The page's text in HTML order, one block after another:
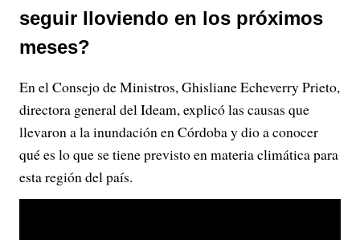
seguir lloviendo en los próximos
meses?
En el Consejo de Ministros, Ghisliane Echeverry Prieto,
directora general del Ideam, explicó las causas que
llevaron a la inundación en Córdoba y dio a conocer
qué es lo que se tiene previsto en materia climática para
esta región del país.